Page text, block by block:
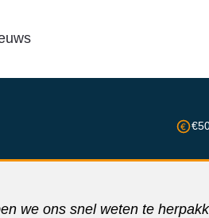
we ons snel weten te